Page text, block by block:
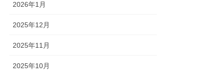
2026年1月
2025年12月
2025年11月
2025年10月